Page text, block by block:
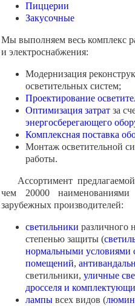
Пиццерии
Закусочные
Мы выполняем весь комплекс
и электроснабжения:
Модернизация
осветительных систем;
Проектирование
Оптимизация затрат за
энергосберегающего
Комплексная поставка
Монтаж осветительной
работы.
Ассортимент
чем 20000
зарубежных производителей:
светильники различного
степенью защиты (
нормальными условиями
помещений,
светильники, уличные
дросселя и
лампы всех видов (